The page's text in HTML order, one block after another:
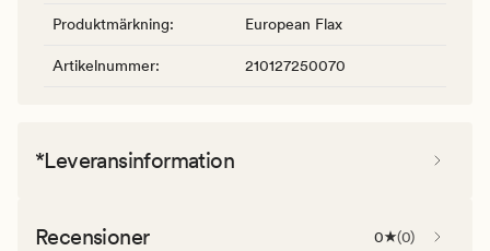
Produktmärkning: European Flax
Artikelnummer: 210127250070
*Leveransinformation
Recensioner 0 (0)